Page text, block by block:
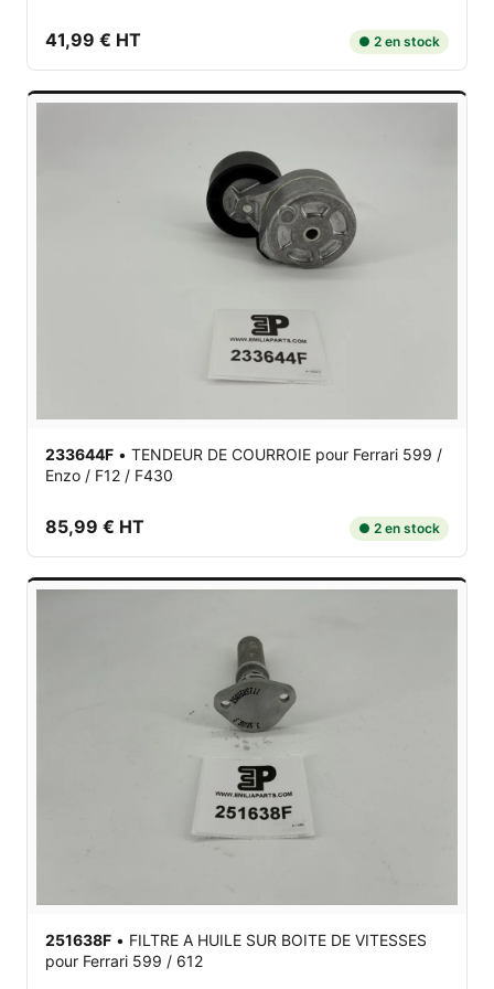
41,99 € HT ● 2 en stock
233644F • TENDEUR DE COURROIE pour Ferrari 599 /
Enzo / F12 / F430
85,99 € HT ● 2 en stock
251638F • FILTRE A HUILE SUR BOITE DE VITESSES
pour Ferrari 599 / 612